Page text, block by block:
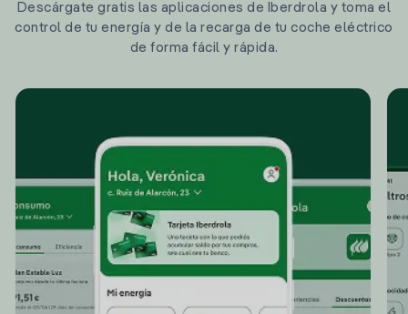
Descárgate gratis las aplicaciones de Iberdrola y toma el
control de tu energía y de la recarga de tu coche eléctrico
de forma fácil y rápida.